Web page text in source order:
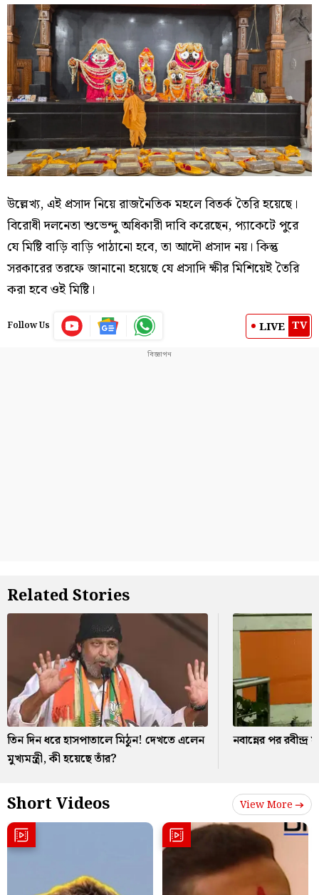
উল্লেখ্য, এই প্রসাদ নিয়ে রাজনৈতিক মহলে বিতর্ক তৈরি হয়েছে।
বিরোধী দলনেতা শুভেন্দু অধিকারী দাবি করেছেন, প্যাকেটে পুরে
যে মিষ্টি বাড়ি বাড়ি পাঠানো হবে, তা আদৌ প্রসাদ নয়। কিন্তু
সরকারের তরফে জানানো হয়েছে যে প্রসাদি ক্ষীর মিশিয়েই তৈরি
করা হবে ওই মিষ্টি।
Follow Us LIVE TV
Related Stories
তিন দিন ধরে হাসপাতালে মিঠুন! দেখতে এলেন
মুখ্যমন্ত্রী, কী হয়েছে তাঁর?
নবান্নের পর
Short Videos View More